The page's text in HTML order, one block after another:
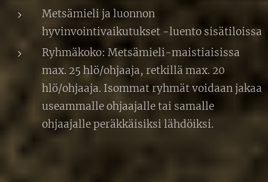
Metsämieli ja luonnon
hyvinvointivaikutukset -luento sisätiloissa
Ryhmäkoko: Metsämieli-maistiaisissa
max. 25 hlö/ohjaaja, retkillä max. 20
hlö/ohjaaja. Isommat ryhmät voidaan jakaa
useammalle ohjaajalle tai samalle
ohjaajalle peräkkäisiksi lähdöiksi.